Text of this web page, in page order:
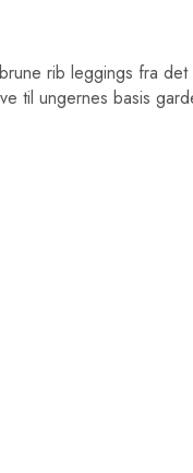
rib leggings fra
til ungernes basis